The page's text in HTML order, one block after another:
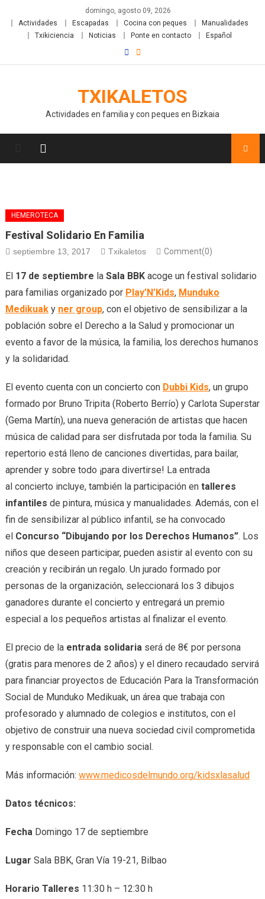
domingo, agosto 09, 2026
Actividades
Escapadas Cocina con peques
Manualidades
Txikiciencia
Noticias Ponte en contacto Español
TXIKALETOS
Actividades en familia y con peques en Bizkaia
HEMEROTECA
Festival Solidario En Familia
septiembre 13, 2017 Txikaletos Comment(0)
El 17 de septiembre la Sala BBKacoge un festival solidario
para familias organizado por Play’N’Kids, Munduko
Medikuaky ner group, con el objetivo de sensibilizar a la
población sobre el Derecho a la Salud y promocionar un
evento a favor de la música, la familia, los derechos humanos
y la solidaridad.
El evento cuenta con un concierto con Dubbi Kids, un grupo
formado por Bruno Tripita (Roberto Berrío) y Carlota Superstar
(Gema Martín), una nueva generación de artistas que hacen
música de calidad para ser disfrutada por toda la familia. Su
repertorio está lleno de canciones divertidas, para bailar,
aprender y sobre todo ¡para divertirse! La entrada
al concierto incluye, también la participación en talleres
infantiles de pintura, música y manualidades. Además, con el
fin de sensibilizar al público infantil, se ha convocado
el Concurso “Dibujando por los Derechos Humanos”. Los
niños que deseen participar, pueden asistir al evento con su
creación y recibirán un regalo. Un jurado formado por
personas de la organización, seleccionará los 3 dibujos
ganadores durante el concierto y entregará un premio
especial a los pequeños artistas al finalizar el evento.
El precio de la entrada solidariaserá de 8€ por persona
(gratis para menores de 2 años) y el dinero recaudado servirá
para financiar proyectos de Educación Para la Transformación
Social de Munduko Medikuak, un área que trabaja con
profesorado y alumnado de colegios e institutos, con el
objetivo de construir una nueva sociedad civil comprometida
y responsable con el cambio social.
Más información: www.medicosdelmundo.org/kidsxlasalud
Datos técnicos:
FechaDomingo 17 de septiembre
Lugar Sala BBK, Gran Vía 19-21, Bilbao
Horario Talleres 11:30 h – 12:30 h